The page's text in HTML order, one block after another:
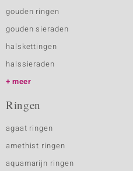
gouden ringen
gouden sieraden
halskettingen
halssieraden
meer
Ringen
agaat ringen
amethist ringen
aquamarijn ringen